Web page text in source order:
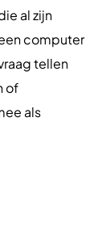
al zijn
computer
tellen
of
als